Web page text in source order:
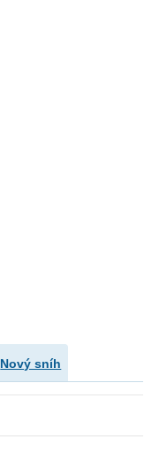
Nový sníh